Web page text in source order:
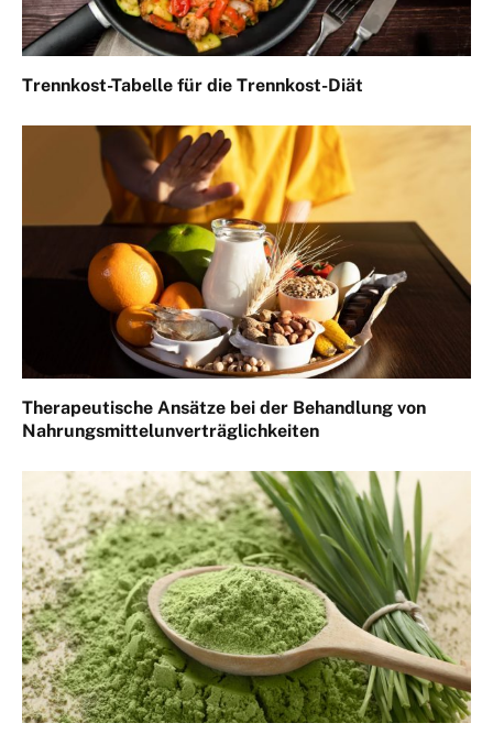
Trennkost-Tabelle für die Trennkost-Diät
Therapeutische Ansätze bei der Behandlung von
Nahrungsmittelunverträglichkeiten